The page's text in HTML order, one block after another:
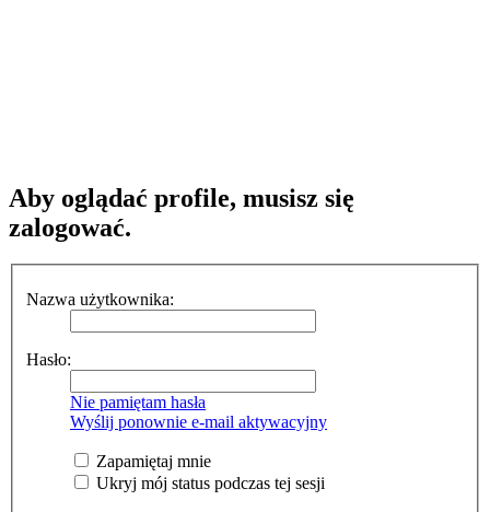
Aby oglądać profile, musisz się
zalogować.
Nazwa użytkownika:
Hasło:
Nie pamiętam hasła
Wyślij ponownie e-mail aktywacyjny
Zapamiętaj mnie
Ukryj mój status podczas tej sesji